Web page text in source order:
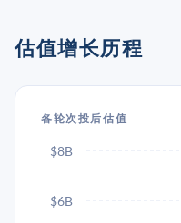
估值增长历程
各轮次投后估值
$6B
$8B